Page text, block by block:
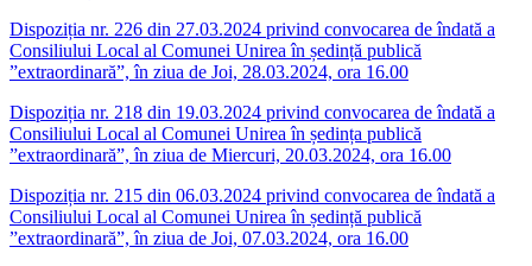
Dispoziția nr. 226 din 27.03.2024 privind convocarea de îndată a
Consiliului Local al Comunei Unirea în ședință publică
”extraordinară”, în ziua de Joi, 28.03.2024, ora 16.00
Dispoziția nr. 218 din 19.03.2024 privind convocarea de îndată a
Consiliului Local al Comunei Unirea în ședința publică
”extraordinară”, în ziua de Miercuri, 20.03.2024, ora 16.00
Dispoziția nr. 215 din 06.03.2024 privind convocarea de îndată a
Consiliului Local al Comunei Unirea în ședință publică
”extraordinară”, în ziua de Joi, 07.03.2024, ora 16.00